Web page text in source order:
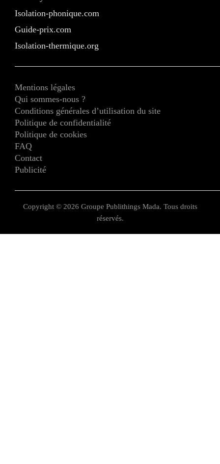
Isolation-phonique.com
Guide-prix.com
Isolation-thermique.org
Mentions légales
Qui sommes-nous ?
Conditions générales d’utilisation du site
Politique de confidentialité
Politique de cookies
FAQ
Contact
Publicité
Copyright © 2026 Groupe Publithings Mada. Tous droits
réservés.